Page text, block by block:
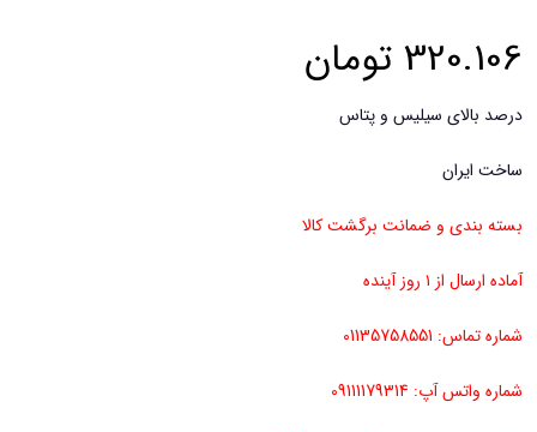
320.106 تومان
درصد بالای سیلیس و پتاس
ساخت ایران
بسته بندی و ضمانت برگشت کالا
آماده ارسال از ۱ روز آینده
شماره تماس: 01135758551
شماره واتس آپ: 09111179314